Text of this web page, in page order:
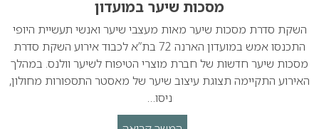
מסכות שיער במועדון
השקת סדרת מסכות שיער מאות מעצבי שיער ואנשי תעשיית היופי
התכנסו אמש במועדון הארנה 72 בת”א לכבוד אירוע השקת סדרת
מסכות שיער חדשות של חברת מוצרי הטיפוח לשיער וולנס. במהלך
האירוע התקיימה תצוגת עיצוב שיער של מאסטר התספורות מחולון,
ניסו…